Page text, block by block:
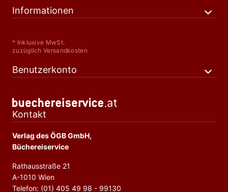
Informationen
* Inklusive MwSt.
zuzüglich Versandkosten
Benutzerkonto
Kontakt
Verlag des ÖGB GmbH,
Büchereiservice
Rathausstraße 21
A-1010 Wien
Telefon: (01) 405 49 98 - 99130